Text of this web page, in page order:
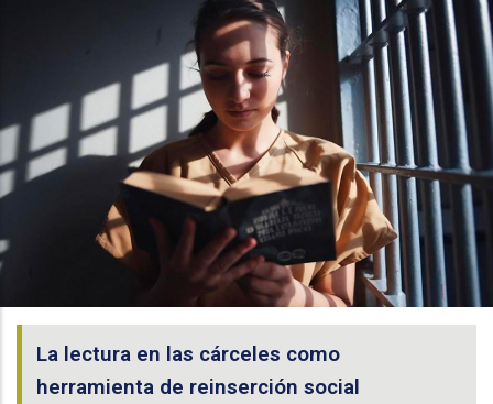
La lectura en las cárceles como
herramienta de reinserción social